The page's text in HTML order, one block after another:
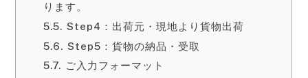
ります。
Step4：出荷元・現地より貨物出荷
Step5：貨物の納品・受取
ご入力フォーマット